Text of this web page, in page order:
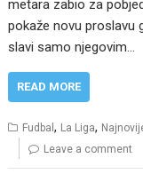
metara zabio za
pokaže novu proslavu
slavi samo njegovim…
READ MORE
Fudbal, La Liga,
Leave a comment